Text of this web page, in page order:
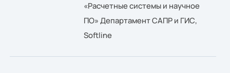
«Расчетные системы и научное
ПО» Департамент САПР и ГИС,
Softline